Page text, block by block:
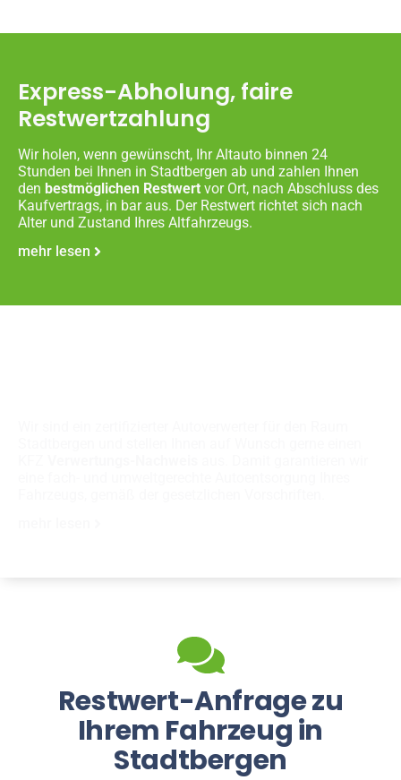
Express-Abholung, faire
Restwertzahlung
Wir holen, wenn gewünscht, Ihr Altauto binnen 24
Stunden bei Ihnen in Stadtbergen ab und zahlen Ihnen
den bestmöglichen Restwert vor Ort, nach Abschluss des
Kaufvertrags, in bar aus. Der Restwert richtet sich nach
Alter und Zustand Ihres Altfahrzeugs.
mehr lesen
Restwert-Anfrage zu
Ihrem Fahrzeug in
Stadtbergen